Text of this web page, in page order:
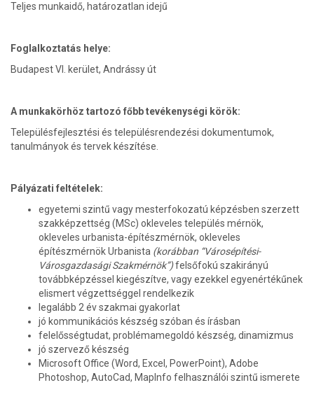
Teljes munkaidő, határozatlan idejű
Foglalkoztatás helye:
Budapest VI. kerület, Andrássy út
A munkakörhöz tartozó főbb tevékenységi körök:
Településfejlesztési és településrendezési dokumentumok,
tanulmányok és tervek készítése.
Pályázati feltételek:
egyetemi szintű vagy mesterfokozatú képzésben szerzett
szakképzettség (MSc) okleveles település mérnök,
okleveles urbanista-építészmérnök, okleveles
építészmérnök Urbanista (korábban “Városépítési-
Városgazdasági Szakmérnök”)felsőfokú szakirányú
továbbképzéssel kiegészítve, vagy ezekkel egyenértékűnek
elismert végzettséggel rendelkezik
legalább 2 év szakmai gyakorlat
jó kommunikációs készség szóban és írásban
felelősségtudat, problémamegoldó készség, dinamizmus
jó szervező készség
Microsoft Office (Word, Excel, PowerPoint), Adobe
Photoshop, AutoCad, MapInfo felhasználói szintű ismerete